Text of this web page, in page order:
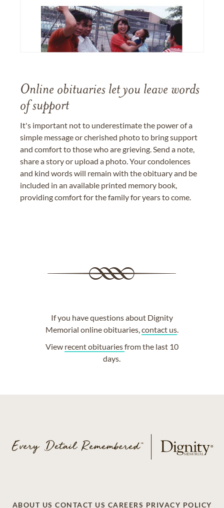
Online obituaries let you leave words
of support
It's important not to underestimate the power of a
simple message or cherished photo to bring support
and comfort to those who are grieving. Send a note,
share a story or upload a photo. Your condolences
and kind words will remain with the obituary and be
included in an available printed memory book,
providing comfort for the family for years to come.
If you have questions about Dignity
Memorial online obituaries, contact us.
View recent obituariesfrom the last 10
days.
ABOUT US CONTACT US CAREERS PRIVACY POLICY